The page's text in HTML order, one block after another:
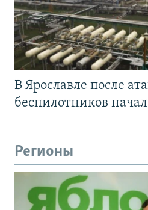
В Ярославле после
беспилотников
Регионы